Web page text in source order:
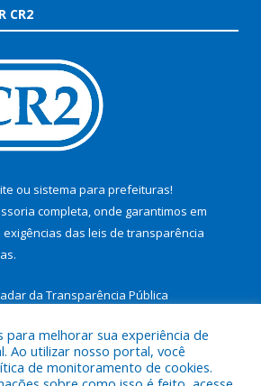
CR2
ou sistema para prefeituras!
completa, onde garantimos em
das leis de transparência
da Transparência Pública
para melhorar sua experiência de
Ao utilizar nosso portal, você
de monitoramento de cookies.